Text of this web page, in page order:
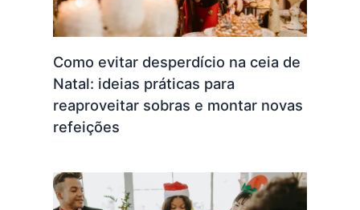
Como evitar desperdício na ceia de
Natal: ideias práticas para
reaproveitar sobras e montar novas
refeições